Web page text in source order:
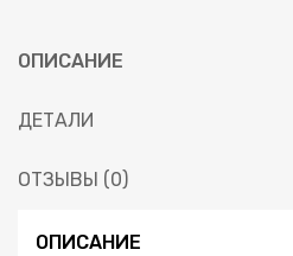
ОПИСАНИЕ
ДЕТАЛИ
ОТЗЫВЫ (0)
ОПИСАНИЕ